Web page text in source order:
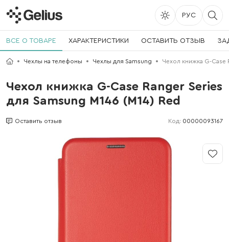
РУС
ВСЕ О ТОВАРЕ ХАРАКТЕРИСТИКИ ОСТАВИТЬ ОТЗЫВ
Чехлы на телефоны Чехлы для Samsung Чехол книжка G-Case
Чехол книжка G-Case Ranger Series
для Samsung M146 (M14) Red
Оставить отзыв Код: 00000093167